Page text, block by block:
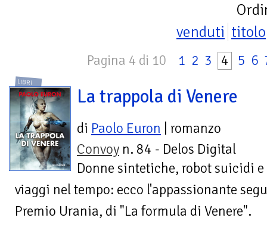
venduti titolo
Pagina 4 di 10 1 2 3 4 5 6
LIBRI
La trappola di Venere
di Paolo Euron | romanzo
Convoy n. 84 - Delos Digital
Donne sintetiche, robot suicidi e
viaggi nel tempo: ecco l'appassionante
Premio Urania, di "La formula di Venere".